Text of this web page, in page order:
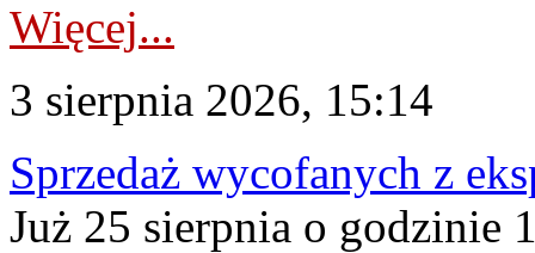
Więcej...
3 sierpnia 2026, 15:14
Sprzedaż wycofanych z
Już 25 sierpnia o godzinie